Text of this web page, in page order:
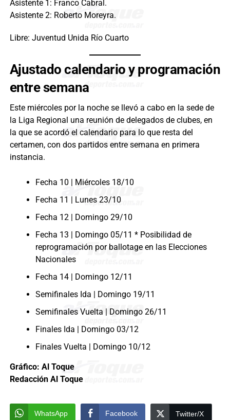
Asistente 1: Franco Cabral.
Asistente 2: Roberto Moreyra.
Libre: Juventud Unida Río Cuarto
Ajustado calendario y programación
entre semana
Este miércoles por la noche se llevó a cabo en la sede de
la Liga Regional una reunión de delegados de clubes, en
la que se acordó el calendario para lo que resta del
certamen, con dos partidos entre semana en primera
instancia.
Fecha 10 | Miércoles 18/10
Fecha 11 | Lunes 23/10
Fecha 12 | Domingo 29/10
Fecha 13 | Domingo 05/11 * Posibilidad de
reprogramación por ballotage en las Elecciones
Nacionales
Fecha 14 | Domingo 12/11
Semifinales Ida | Domingo 19/11
Semifinales Vuelta | Domingo 26/11
Finales Ida | Domingo 03/12
Finales Vuelta | Domingo 10/12
Gráfico: Al Toque
Redacción Al Toque
WhatsApp Facebook Twitter/X